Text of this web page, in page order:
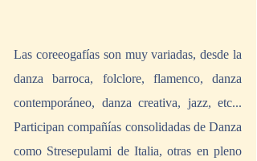
Las coreeogafías son muy variadas, desde la
danza barroca, folclore, flamenco, danza
contemporáneo, danza creativa, jazz, etc...
Participan compañías consolidadas de Danza
como Stresepulami de Italia, otras en pleno